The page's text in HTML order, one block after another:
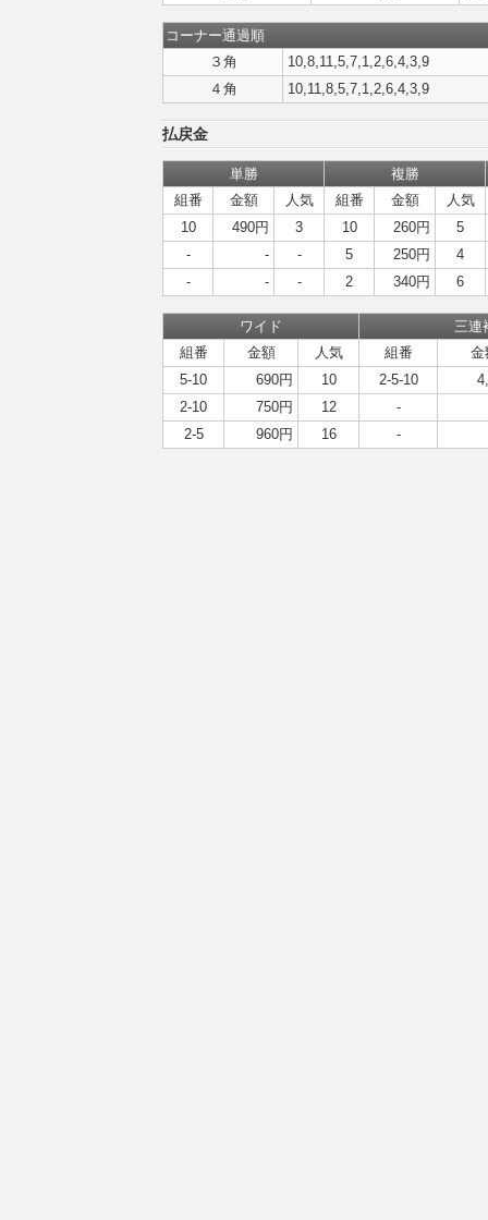
コーナー通過順
３角
10,8,11,5,7,1,2,6,4,3,9
４角
10,11,8,5,7,1,2,6,4,3,9
払戻金
単勝
複勝
組番
金額 人気 組番 金額
人気
10
490円 3 10 260円
5
-
- - 5 250円
4
-
- - 2 340円 6
ワイド
三連
組番
金額 人気 組番
金
5-10
690円 10 2-5-10
2-10
750円 12
-
2-5
960円 16 -